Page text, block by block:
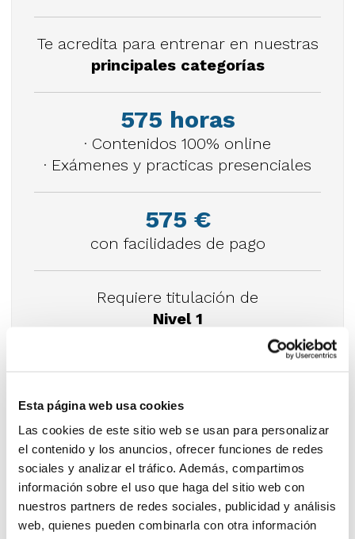
Esta página web usa cookies
Las cookies de este sitio web se usan para personalizar
el contenido y los anuncios, ofrecer funciones de redes
sociales y analizar el tráfico. Además, compartimos
información sobre el uso que haga del sitio web con
nuestros partners de redes sociales, publicidad y análisis
web, quienes pueden combinarla con otra información
Te acredita para entrenar en nuestras
principales categorías
575 horas
· Contenidos 100% online
· Exámenes y practicas presenciales
575 €
con facilidades de pago
Requiere titulación de
Nivel 1
HORARIOS